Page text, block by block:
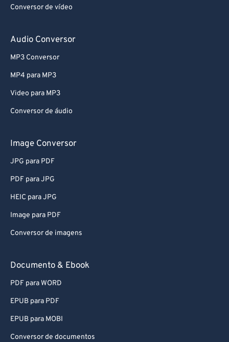
Conversor de vídeo
Audio Conversor
MP3 Conversor
MP4 para MP3
Video para MP3
Conversor de áudio
Image Conversor
JPG para PDF
PDF para JPG
HEIC para JPG
Image para PDF
Conversor de imagens
Documento & Ebook
PDF para WORD
EPUB para PDF
EPUB para MOBI
Conversor de documentos